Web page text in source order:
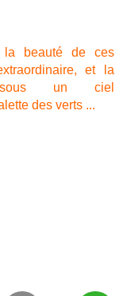
beauté de ces
et la
un ciel
des verts ...